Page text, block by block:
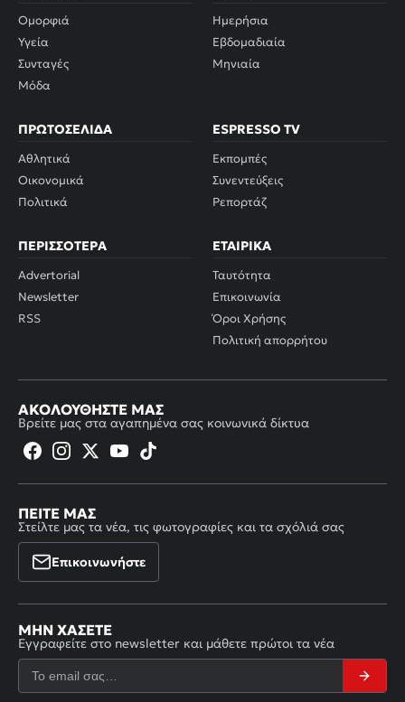
Ομορφιά
Υγεία
Συνταγές
Μόδα
Ημερήσια
Εβδομαδιαία
Μηνιαία
ΠΡΩΤΟΣΈΛΙΔΑ
Αθλητικά
Οικονομικά
Πολιτικά
ESPRESSO TV
Εκπομπές
Συνεντεύξεις
Ρεπορτάζ
ΠΕΡΙΣΣΌΤΕΡΑ
Advertorial
Newsletter
RSS
ΕΤΑΙΡΙΚΆ
Ταυτότητα
Επικοινωνία
Όροι Χρήσης
Πολιτική απορρήτου
ΑΚΟΛΟΥΘΉΣΤΕ ΜΑΣ
Βρείτε μας στα αγαπημένα σας κοινωνικά δίκτυα
ΠΕΊΤΕ ΜΑΣ
Στείλτε μας τα νέα, τις φωτογραφίες και τα σχόλιά σας
Επικοινωνήστε
ΜΗΝ ΧΆΣΕΤΕ
Εγγραφείτε στο newsletter και μάθετε πρώτοι τα νέα